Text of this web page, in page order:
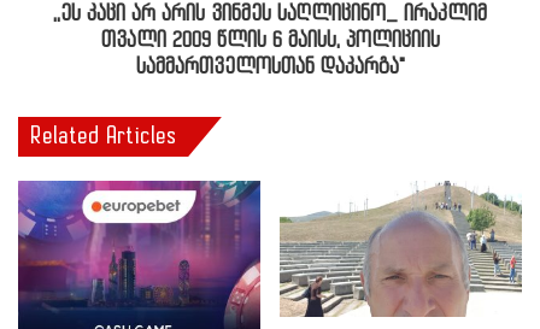
,,ეს კაცი არ არის ვინმეს საღლიცინო_ ირაკლიმ
თვალი 2009 წლის 6 მაისს, პოლიციის
სამმართველოსთან დაკარგა"
Related Articles